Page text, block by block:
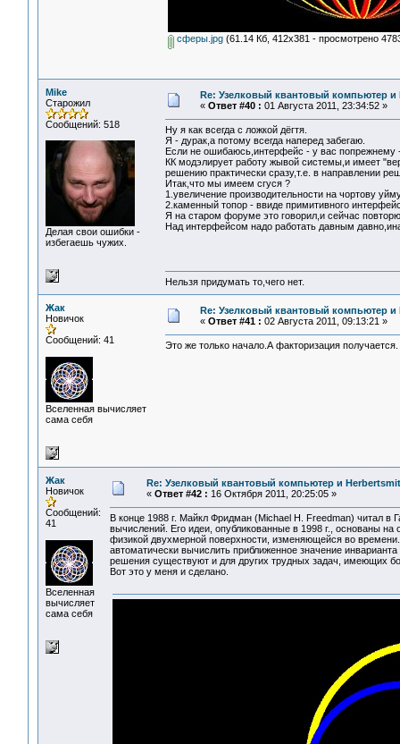
сферы.jpg (61.14 Кб, 412x381 - просмотрено
Mike
Старожил
Сообщений: 518
Делая свои ошибки -
избегаешь чужих.
Re: Узелковый квантовый компьютер и
« Ответ #40 : 01 Августа 2011, 23:34:52 »
Ну я как всегда с ложкой дёгтя.
Я - дурак,а потому всегда наперед забегаю.
Если не ошибаюсь,интерфейс - у вас попрежнему
КК модэлирует работу жывой системы,и имеет
решению практически сразу,т.е. в направлении
Итак,что мы имеем сгуся ?
1.увеличение производительности на чортову
2.каменный топор - ввиде примитивного
Я на старом форуме это говорил,и сейчас
Над интерфейсом надо работать давным
Нельзя придумать то,чего нет.
Жак
Новичок
Сообщений: 41
Вселенная вычисляет
сама себя
Re: Узелковый квантовый компьютер и
« Ответ #41 : 02 Августа 2011, 09:13:21 »
Это же только начало.А факторизация
Жак
Новичок
Сообщений:
41
Вселенная
вычисляет
сама себя
Re: Узелковый квантовый компьютер и
« Ответ #42 : 16 Октября 2011, 20:25:05 »
В конце 1988 г. Майкл Фридман (Michael H. Freedman) читал в
вычислений. Его идеи, опубликованные в 1998 г., основаны
физикой двухмерной поверхности, изменяющейся во
автоматически вычислить приближенное значение
решения существуют и для других трудных задач, имеющих
Вот это у меня и сделано.